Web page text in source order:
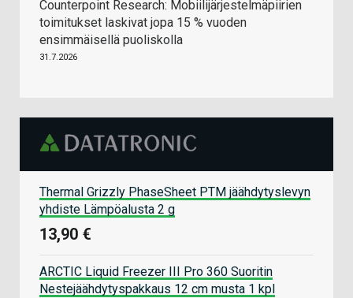
Counterpoint Research: Mobiilijärjestelmäpiirien
toimitukset laskivat jopa 15 % vuoden
ensimmäisellä puoliskolla
31.7.2026
Thermal Grizzly PhaseSheet PTM jäähdytyslevyn
yhdiste Lämpöalusta 2 g
13,90 €
ARCTIC Liquid Freezer III Pro 360 Suoritin
Nestejäähdytyspakkaus 12 cm musta 1 kpl